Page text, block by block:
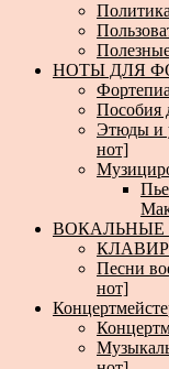
НОТЫ ДЛЯ
Пособия
Этюды и
нот]
ВОКАЛЬНЫЕ
Песни
нот]